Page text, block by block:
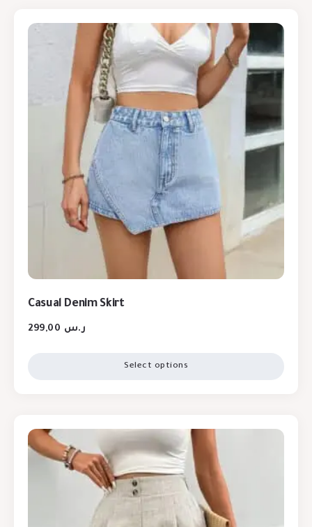
Casual Denim Skirt
ر.س
Select options